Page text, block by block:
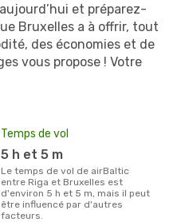
et préparez-
Bruxelles a à offrir, tout
des économies et de
vous propose ! Votre
Temps de vol
5 h et 5 m
Le temps de vol de airBaltic
entre Riga et Bruxelles est
d'environ 5 h et 5 m, mais il peut
être influencé par d'autres
facteurs.